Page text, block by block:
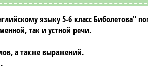
языку 5-6 класс Биболетова"
так и устной речи.
а также выражений.